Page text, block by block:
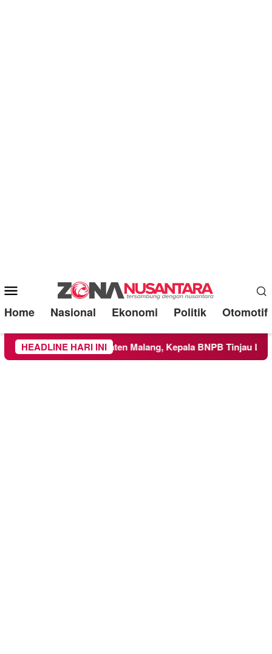
Mobile
Menu
Home Nasional Ekonomi Politik Otomotif
HEADLINE HARI INI
ke Wilayah Kabupaten Malang, Kepala BNPB Tinjau